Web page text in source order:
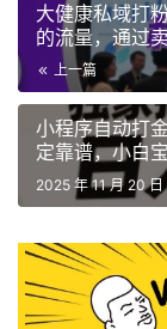
大健康私域打
的流量，通过
上一篇
小程序自动打
定靠谱，小白
2025 年 11 月 20